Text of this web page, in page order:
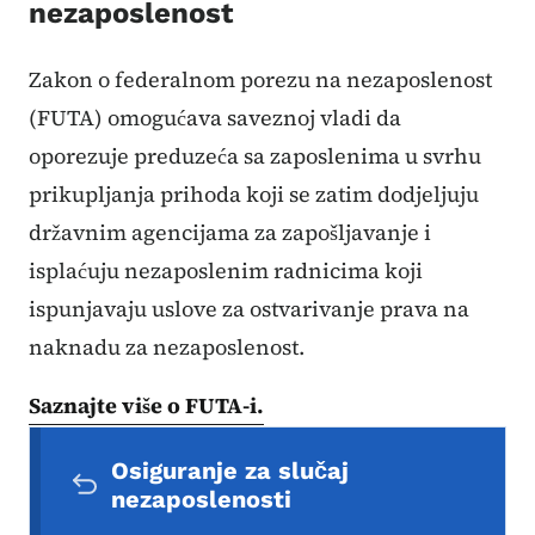
nezaposlenost
Zakon o federalnom porezu na nezaposlenost
(FUTA) omogućava saveznoj vladi da
oporezuje preduzeća sa zaposlenima u svrhu
prikupljanja prihoda koji se zatim dodjeljuju
državnim agencijama za zapošljavanje i
isplaćuju nezaposlenim radnicima koji
ispunjavaju uslove za ostvarivanje prava na
naknadu za nezaposlenost.
Saznajte više o FUTA-i.
Osiguranje za slučaj
nezaposlenosti